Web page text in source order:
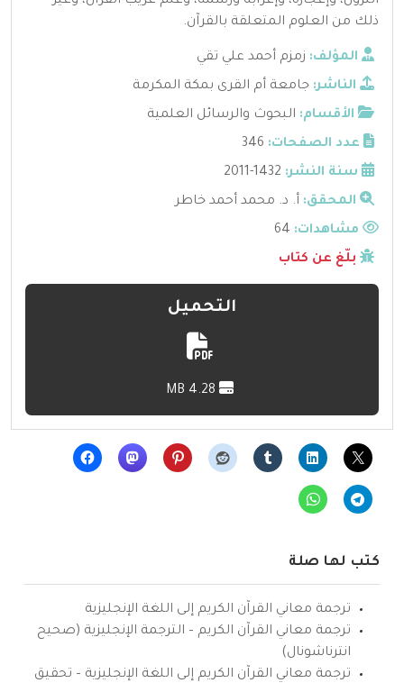
ذلك من العلوم المتعلقة بالقرآن.
المؤلف: زمزم أحمد علي تقي
الناشر: جامعة أم القرى بمكة المكرمة
الأقسام: البحوث والرسائل العلمية
عدد الصفحات: 346
سنة النشر: 1432-2011
المحقق: أ. د. محمد أحمد خاطر
مشاهدات:
بلّغ عن كتاب
التحميل
كتب لها صلة
ترجمة معاني القرآن الكريم إلى اللغة الإنجليزية
ترجمة معاني القرآن الكريم – الترجمة الإنجليزية (صحيح
انترناشونال)
ترجمة معاني القرآن الكريم إلى اللغة الإنجليزية – تحقيق